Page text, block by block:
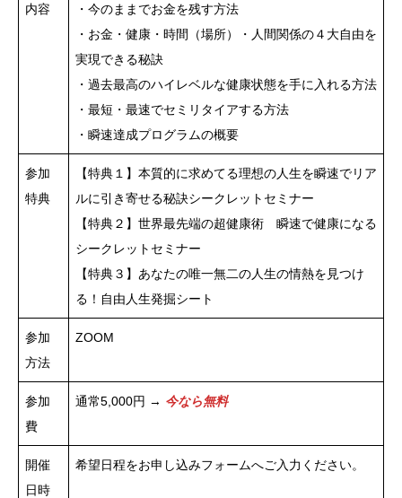
内容
・今のままでお金を残す方法
・お金・健康・時間（場所）・人間関係の４大自由を
実現できる秘訣
・過去最高のハイレベルな健康状態を手に入れる方法
・最短・最速でセミリタイアする方法
・瞬速達成プログラムの概要
参加
特典
【特典１】本質的に求めてる理想の人生を瞬速でリア
ルに引き寄せる秘訣シークレットセミナー
【特典２】世界最先端の超健康術 瞬速で健康になる
シークレットセミナー
【特典３】あなたの唯一無二の人生の情熱を見つけ
る！自由人生発掘シート
参加
方法
ZOOM
参加
費
通常5,000円 → 今なら無料
開催
日時
希望日程をお申し込みフォームへご入力ください。